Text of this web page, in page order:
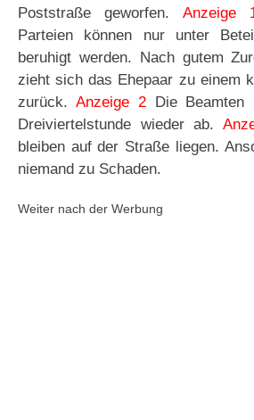
Poststraße geworfen. Anzeige
Parteien können nur unter
beruhigt werden. Nach gutem
zieht sich das Ehepaar zu einem
zurück. Anzeige 2Die Beamten
Dreiviertelstunde wieder ab.
bleiben auf der Straße liegen.
niemand zu Schaden.
Weiter nach der Werbung